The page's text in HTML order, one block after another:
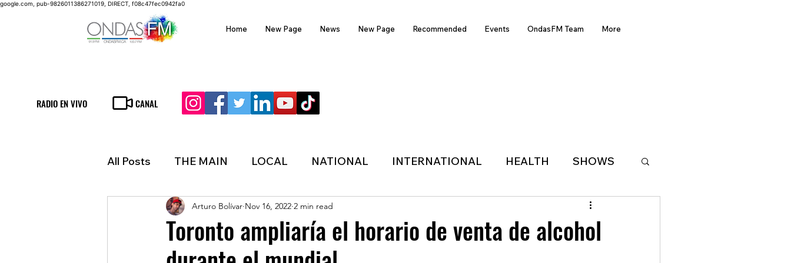
google.com, pub-9826011386271019, DIRECT, f08c47fec0942fa0
Home New Page News New Page Recommended Events OndasFM Team More
RADIO EN VIVO CANAL
All Posts THE MAIN LOCAL NATIONAL INTERNATIONAL HEALTH SHOWS
LIFESTYLE FINANCE TECHNOLOGY LATIN AMERICA
INMIGRATION WEATHER POLITIC
Toronto ampliaría el horario de venta de alcohol
Arturo Bolívar Nov 16, 2022 2 min read